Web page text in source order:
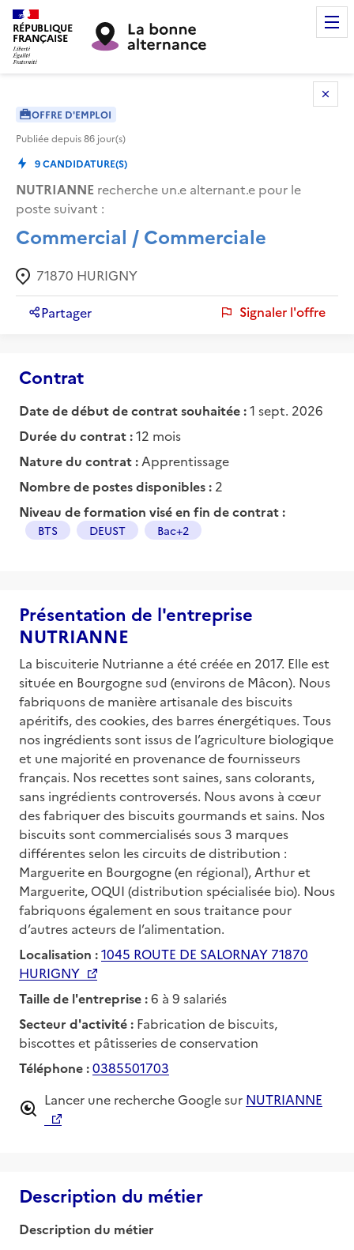
RÉPUBLIQUE
FRANÇAISE
OFFRE D'EMPLOI
Publiée depuis86 jour(s)
9CANDIDATURE(S)
NUTRIANNE recherche un.e alternant.e pour le
poste suivant :
Commercial / Commerciale
71870 HURIGNY
Partager Signaler l'offre
Contrat
Date de début de contrat souhaitée :1 sept. 2026
Durée du contrat :12 mois
Nature du contrat : Apprentissage
Nombre de postes disponibles : 2
Niveau de formation visé en fin de contrat :
BTS DEUST Bac+2
Présentation de l'entreprise
NUTRIANNE
La biscuiterie Nutrianne a été créée en 2017. Elle est
située en Bourgogne sud (environs de Mâcon). Nous
fabriquons de manière artisanale des biscuits
apéritifs, des cookies, des barres énergétiques. Tous
nos ingrédients sont issus de l’agriculture biologique
et une majorité en provenance de fournisseurs
français. Nos recettes sont saines, sans colorants,
sans ingrédients controversés. Nous avons à cœur
des fabriquer des biscuits gourmands et sains. Nos
biscuits sont commercialisés sous 3 marques
différentes selon les circuits de distribution :
Marguerite en Bourgogne (en régional), Arthur et
Marguerite, OQUI (distribution spécialisée bio). Nous
fabriquons également en sous traitance pour
d’autres acteurs de l’alimentation.
Localisation :1045 ROUTE DE SALORNAY 71870
HURIGNY
Taille de l'entreprise :6 à 9 salariés
Secteur d'activité : Fabrication de biscuits,
biscottes et pâtisseries de conservation
Téléphone :0385501703
Lancer une recherche Google sur NUTRIANNE
Description du métier
Description du métier